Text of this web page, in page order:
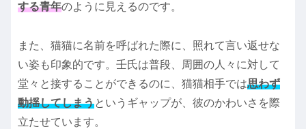
する青年のように見えるのです。
また、猫猫に名前を呼ばれた際に、照れて言い返せな
い姿も印象的です。壬氏は普段、周囲の人々に対して
堂々と接することができるのに、猫猫相手では思わず
動揺してしまうというギャップが、彼のかわいさを際
立たせています。